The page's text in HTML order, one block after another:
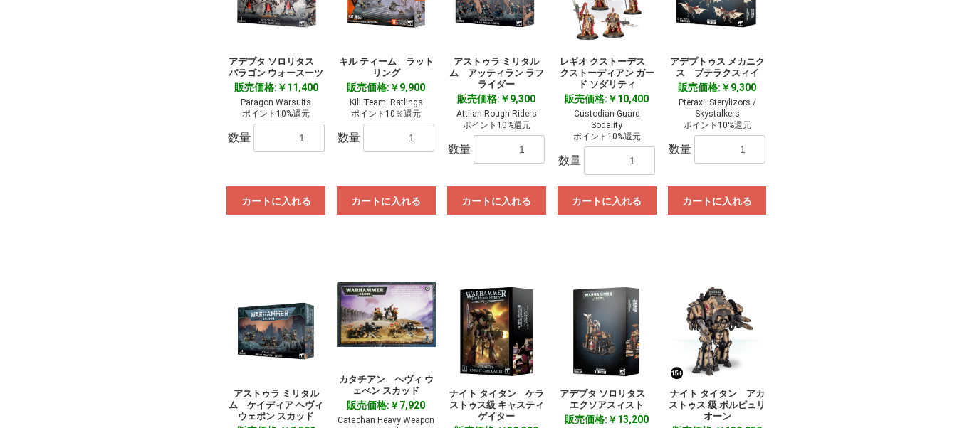
アデプタ ソロリタス
パラゴン ウォースーツ
販売価格:￥11,400
Paragon Warsuits
ポイント10%還元
数量
カートに入れる
キル ティーム ラット
リング
販売価格:￥9,900
Kill Team: Ratlings
ポイント10％還元
数量
カートに入れる
アストゥラ ミリタル
ム アッティラン ラフ
ライダー
販売価格:￥9,300
Attilan Rough Riders
ポイント10%還元
数量
カートに入れる
レギオ クストーデス
クストーディアン ガー
ド ソダリティ
販売価格:￥10,400
Custodian Guard
Sodality
ポイント10%還元
数量
カートに入れる
アデプトゥス メカニク
ス プテラクスィイ
販売価格:￥9,300
Pteraxii Sterylizors /
Skystalkers
ポイント10%還元
数量
カートに入れる
アストゥラ ミリタル
ム ケイディア ヘヴィ
ウェポン スカッド
カタチアン ヘヴィ ウ
ェぺン スカッド
販売価格:￥7,920
Catachan Heavy Weapon
ナイト タイタン ケラ
ストゥス級 キャスティ
ゲイター
アデプタ ソロリタス
エクソアスィスト
販売価格:￥13,200
ナイト タイタン アカ
ストゥス 級 ポルピュリ
オーン